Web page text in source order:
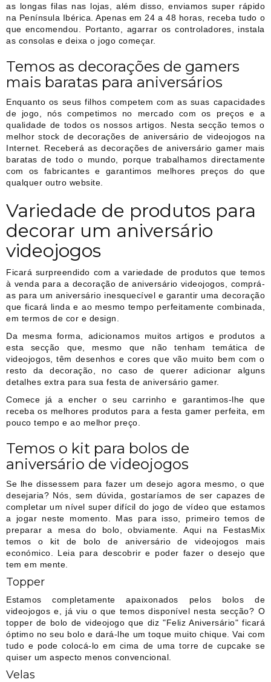
as longas filas nas lojas, além disso, enviamos super rápido
na Península Ibérica. Apenas em 24 a 48 horas, receba tudo o
que encomendou. Portanto, agarrar os controladores, instala
as consolas e deixa o jogo começar.
Temos as decorações de gamers
mais baratas para aniversários
Enquanto os seus filhos competem com as suas capacidades
de jogo, nós competimos no mercado com os preços e a
qualidade de todos os nossos artigos. Nesta secção temos o
melhor stock de decorações de aniversário de videojogos na
Internet. Receberá as decorações de aniversário gamer mais
baratas de todo o mundo, porque trabalhamos directamente
com os fabricantes e garantimos melhores preços do que
qualquer outro website.
Variedade de produtos para
decorar um aniversário
videojogos
Ficará surpreendido com a variedade de produtos que temos
à venda para a decoração de aniversário videojogos, comprá-
as para um aniversário inesquecível e garantir uma decoração
que ficará linda e ao mesmo tempo perfeitamente combinada,
em termos de cor e design.
Da mesma forma, adicionamos muitos artigos e produtos a
esta secção que, mesmo que não tenham temática de
videojogos, têm desenhos e cores que vão muito bem com o
resto da decoração, no caso de querer adicionar alguns
detalhes extra para sua festa de aniversário gamer.
Comece já a encher o seu carrinho e garantimos-lhe que
receba os melhores produtos para a festa gamer perfeita, em
pouco tempo e ao melhor preço.
Temos o kit para bolos de
aniversário de videojogos
Se lhe dissessem para fazer um desejo agora mesmo, o que
desejaria? Nós, sem dúvida, gostaríamos de ser capazes de
completar um nível super difícil do jogo de vídeo que estamos
a jogar neste momento. Mas para isso, primeiro temos de
preparar a mesa do bolo, obviamente. Aqui na FestasMix
temos o kit de bolo de aniversário de videojogos mais
económico. Leia para descobrir e poder fazer o desejo que
tem em mente.
Topper
Estamos completamente apaixonados pelos bolos de
videojogos e, já viu o que temos disponível nesta secção? O
topper de bolo de videojogo que diz "Feliz Aniversário" ficará
óptimo no seu bolo e dará-lhe um toque muito chique. Vai com
tudo e pode colocá-lo em cima de uma torre de cupcake se
quiser um aspecto menos convencional.
Velas